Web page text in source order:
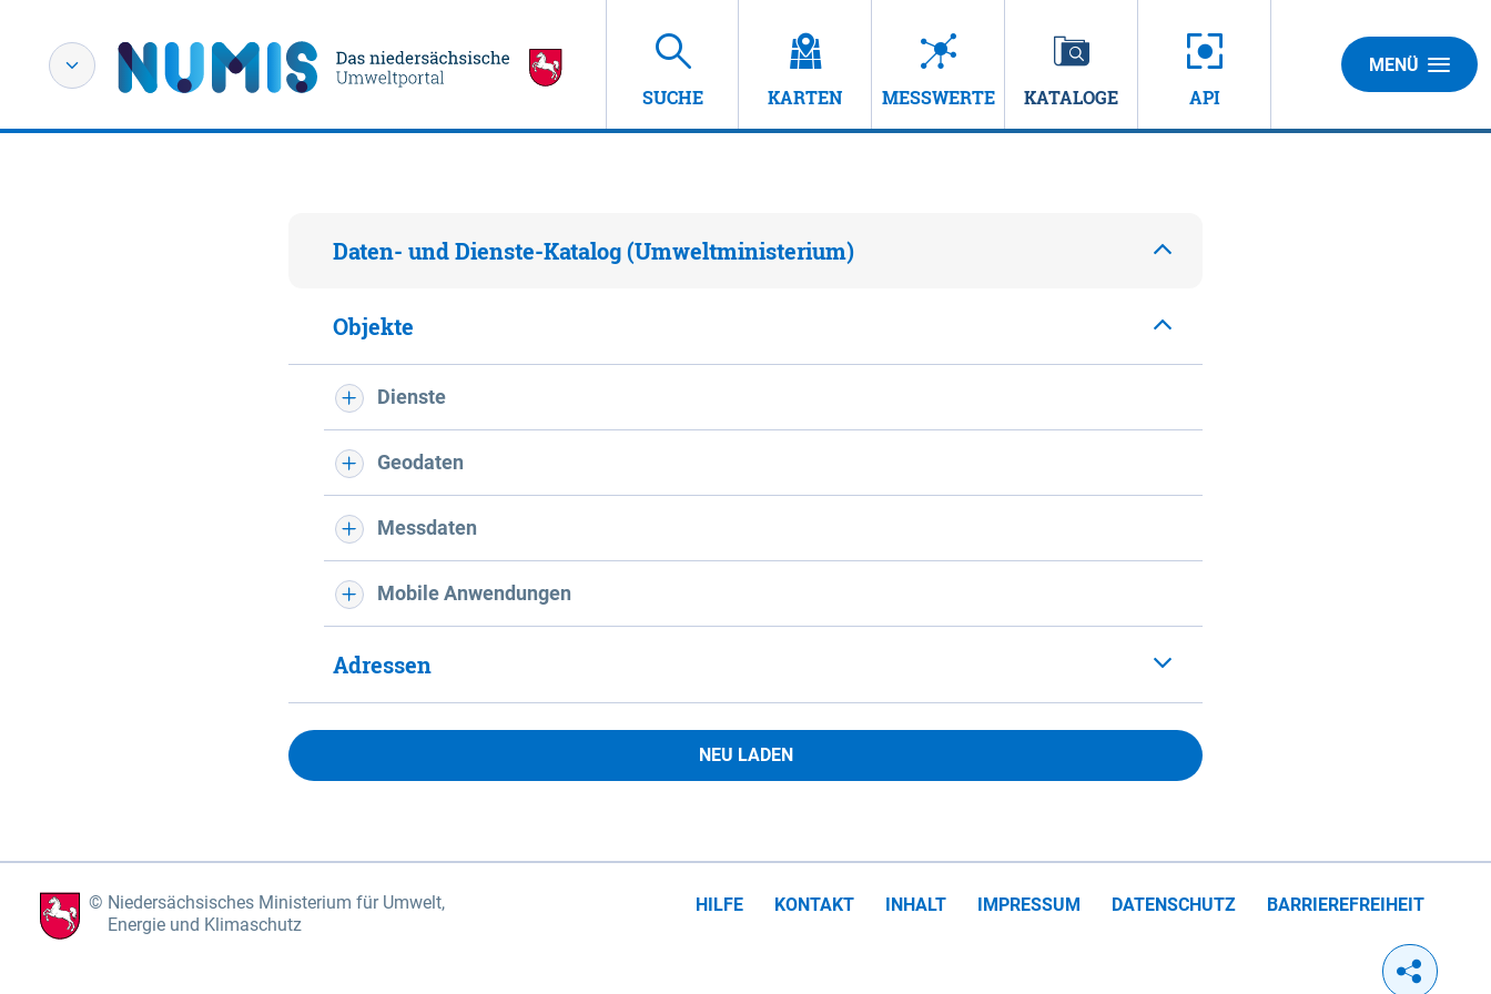
SUCHE KARTEN MESSWERTE KATALOGE API
MENÜ
Daten- und Dienste-Katalog (Umweltministerium)
Objekte
Dienste
Geodaten
Messdaten
Mobile Anwendungen
Adressen
NEU LADEN
Niedersächsisches Ministerium für Umwelt,
Energie und Klimaschutz
HILFE KONTAKT INHALT IMPRESSUM DATENSCHUTZ BARRIEREFREIHEIT